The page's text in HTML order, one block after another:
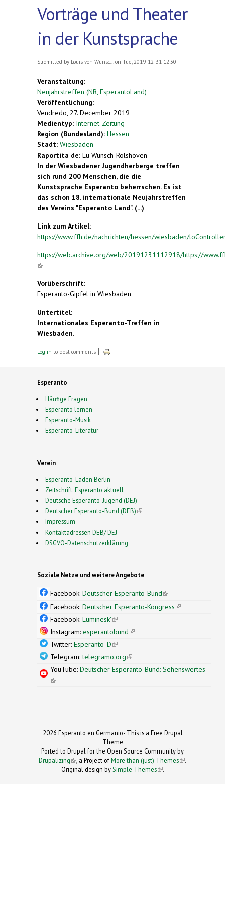
Vorträge und Theater
in der Kunstsprache
Submitted by Louis von Wunsc... on Tue, 2019-12-31 12:30
Veranstaltung:
Neujahrstreffen (NR, EsperantoLand)
Veröffentlichung:
Vendredo, 27. December 2019
Medientyp: Internet-Zeitung
Region (Bundesland): Hessen
Stadt: Wiesbaden
Raportita de: Lu Wunsch-Rolshoven
In der Wiesbadener Jugendherberge treffen
sich rund 200 Menschen, die die
Kunstsprache Esperanto beherrschen. Es ist
das schon 18. internationale Neujahrstreffen
des Vereins "Esperanto Land". (...)
Link zum Artikel:
https://www.ffh.de/nachrichten/hessen/wiesbaden/
https://web.archive.org/web/20191231112918/https://
(link is external)
Vorüberschrift:
Esperanto-Gipfel in Wiesbaden
Untertitel:
Internationales Esperanto-Treffen in
Wiesbaden.
Log in to post comments
Esperanto
Häufige Fragen
Esperanto lernen
Esperanto-Musik
Esperanto-Literatur
Verein
Esperanto-Laden Berlin
Zeitschrift: Esperanto aktuell
Deutsche Esperanto-Jugend (DEJ)
Deutscher Esperanto-Bund (DEB)(link is external)
Impressum
Kontaktadressen DEB/ DEJ
DSGVO-Datenschutzerklärung
Soziale Netze und weitere Angebote
Facebook: Deutscher Esperanto-Bund(link is
external)
Facebook: Deutscher Esperanto-Kongress(link is
Facebook: Luminesk'(link is external)
Instagram: esperantobund(link is external)
Twitter: Esperanto_D(link is external)
Telegram:telegramo.org(link is external)
YouTube: Deutscher Esperanto-Bund: Sehenswertes
(link is external)
2026 Esperanto en Germanio- This is a Free Drupal
Theme
Ported to Drupal for the Open Source Community by
Drupalizing(link is external)
, a Project ofMore than (just) Themes (link is
.
Original design by Simple Themes
(link is
.